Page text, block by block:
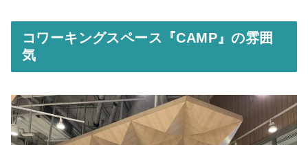
コワーキングスペース『CAMP』の雰囲
気